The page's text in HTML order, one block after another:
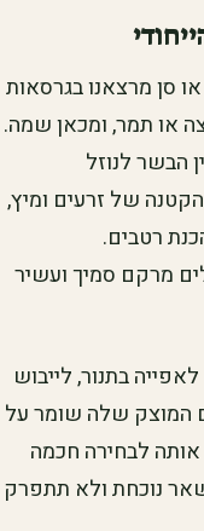
סן מרצאנו בגרסאות
או תמר, ומכאן שמה.
הבשר לנוזל
של זרעים ומיץ,
רטבים.
מרקם סמיך ועשיר
בתנור, לייבוש
המוצק שלה שומר על
לבחירה חכמה
נוכחת ולא תתפרק